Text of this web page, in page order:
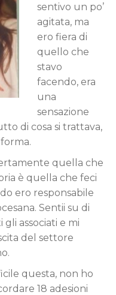
sentivo un po’
agitata, ma
ero fiera di
quello che
stavo
facendo, era
una
sensazione
di cosa si trattava,
quella che
è quella che feci
ero responsabile
Sentii su di
associati e mi
del settore
questa, non ho
18 adesioni